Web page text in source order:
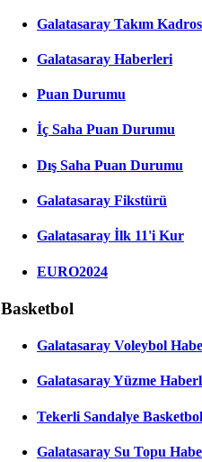
Galatasaray Takım
Galatasaray Haberleri
Puan Durumu
İç Saha Puan Durumu
Dış Saha Puan Durumu
Galatasaray Fikstürü
Galatasaray İlk 11'i Kur
EURO2024
Basketbol
Galatasaray Voleybol
Galatasaray Yüzme
Tekerli Sandalye
Galatasaray Su Topu